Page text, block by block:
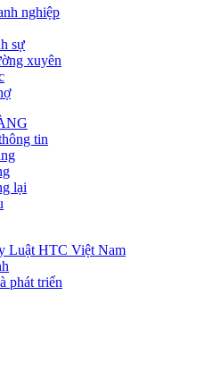
nghiệp
sự
xuyên
tin
lại
Luật HTC Việt Nam
phát triển